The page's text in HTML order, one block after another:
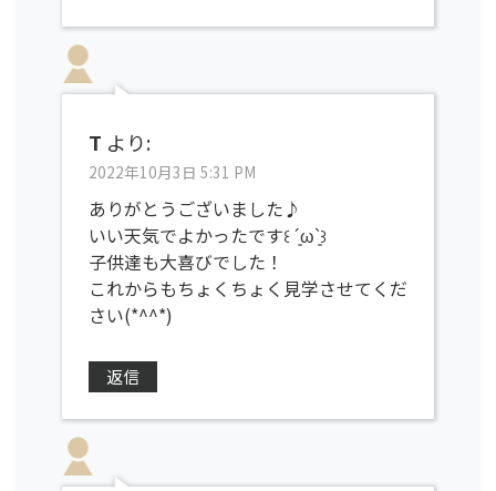
T より:
2022年10月3日 5:31 PM
ありがとうございました♪
いい天気でよかったです꒰ ´͈ω`͈꒱
子供達も大喜びでした！
これからもちょくちょく見学させてくだ
さい(*^^*)
返信